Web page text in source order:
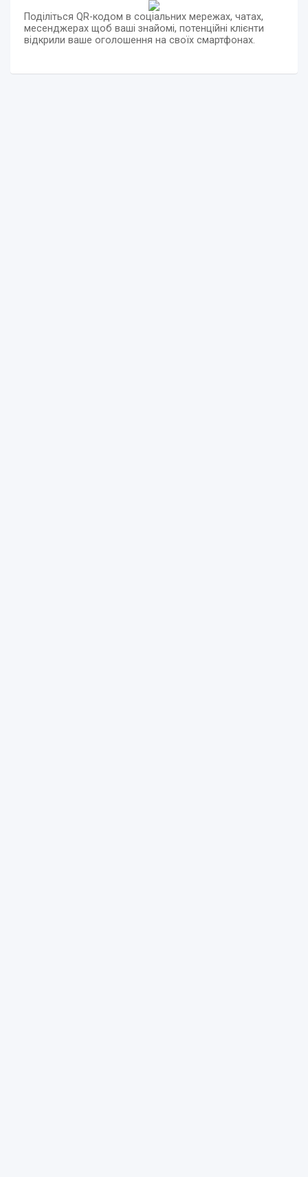
Поділіться QR-кодом в соціальних мережах, чатах,
месенджерах щоб ваші знайомі, потенційні клієнти
відкрили ваше оголошення на своїх смартфонах.